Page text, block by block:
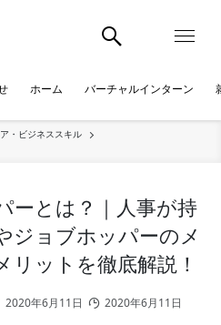
ホーム バーチャルインターン
・ビジネススキル
ーとは？｜人事が持
ジョブホッパーのメ
リットを徹底解説！
2020年6月11日 2020年6月11日